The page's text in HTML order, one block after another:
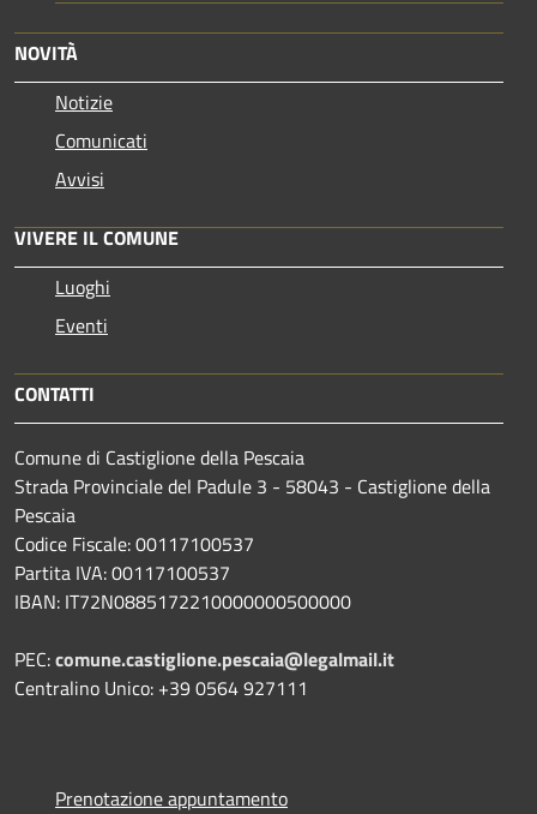
NOVITÀ
Notizie
Comunicati
Avvisi
VIVERE IL COMUNE
Luoghi
Eventi
CONTATTI
Comune di Castiglione della Pescaia
Strada Provinciale del Padule 3 - 58043 - Castiglione della
Pescaia
Codice Fiscale: 00117100537
Partita IVA: 00117100537
IBAN: IT72N0885172210000000500000
PEC:comune.castiglione.pescaia@legalmail.it
Centralino Unico: +39 0564 927111
Prenotazione appuntamento